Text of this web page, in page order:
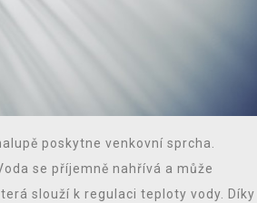
poskytne venkovní sprcha.
se příjemně nahřívá a může
slouží k regulaci teploty vody. Díky